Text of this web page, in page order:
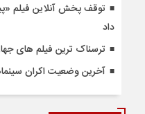
توقف پخش آنلاین فیلم
داد
ترسناک ترین فیلم های
آخرین وضعیت اکران